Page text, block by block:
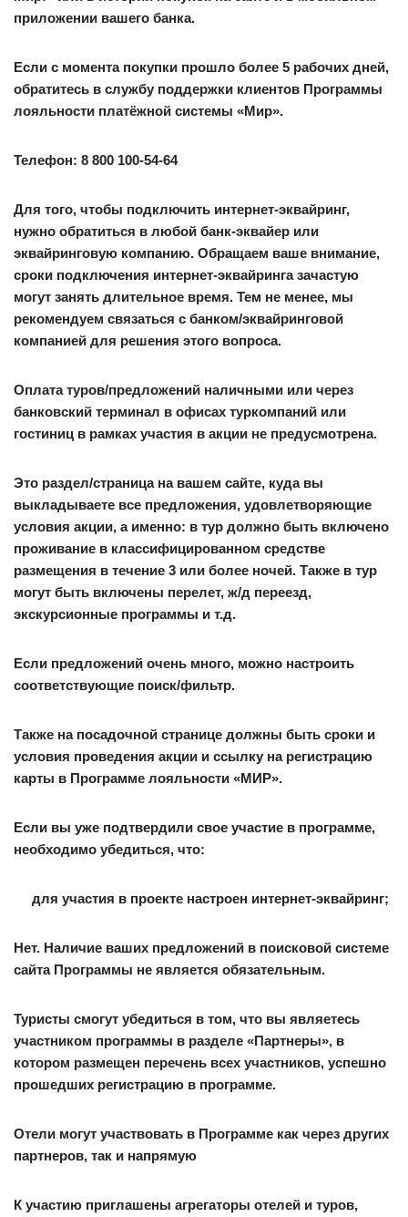
приложении вашего банка.
Если с момента покупки прошло более 5 рабочих дней,
обратитесь в службу поддержки клиентов Программы
лояльности платёжной системы «Мир».
Телефон: 8 800 100-54-64
Для того, чтобы подключить интернет-эквайринг,
нужно обратиться в любой банк-эквайер или
эквайринговую компанию. Обращаем ваше внимание,
сроки подключения интернет-эквайринга зачастую
могут занять длительное время. Тем не менее, мы
рекомендуем связаться с банком/эквайринговой
компанией для решения этого вопроса.
Оплата туров/предложений наличными или через
банковский терминал в офисах туркомпаний или
гостиниц в рамках участия в акции не предусмотрена.
Это раздел/страница на вашем сайте, куда вы
выкладываете все предложения, удовлетворяющие
условия акции, а именно: в тур должно быть включено
проживание в классифицированном средстве
размещения в течение 3 или более ночей. Также в тур
могут быть включены перелет, ж/д переезд,
экскурсионные программы и т.д.
Если предложений очень много, можно настроить
соответствующие поиск/фильтр.
Также на посадочной странице должны быть сроки и
условия проведения акции и ссылку на регистрацию
карты в Программе лояльности «МИР».
Если вы уже подтвердили свое участие в программе,
необходимо убедиться, что:
для участия в проекте настроен интернет-эквайринг;
Нет. Наличие ваших предложений в поисковой системе
сайта Программы не является обязательным.
Туристы смогут убедиться в том, что вы являетесь
участником программы в разделе «Партнеры», в
котором размещен перечень всех участников, успешно
прошедших регистрацию в программе.
Отели могут участвовать в Программе как через других
партнеров, так и напрямую
К участию приглашены агрегаторы отелей и туров,